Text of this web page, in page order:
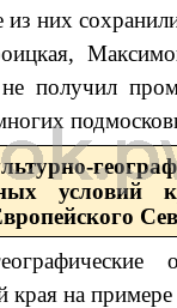
из них
получил
края на